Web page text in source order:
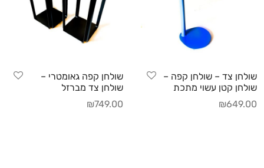
שולחן צד – שולחן קפה –
שולחן קטן עשוי מתכת
₪649.00
שולחן קפה גאומטרי –
שולחן צד מברזל
₪749.00